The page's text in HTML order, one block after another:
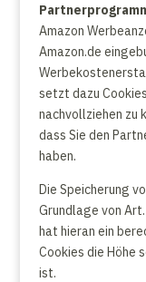
Amazon
Amazon.de
setzt dazu
nachvollziehen zu
dass Sie den
haben.
Die Speicherung
Grundlage von
hat hieran ein
Cookies die
ist.